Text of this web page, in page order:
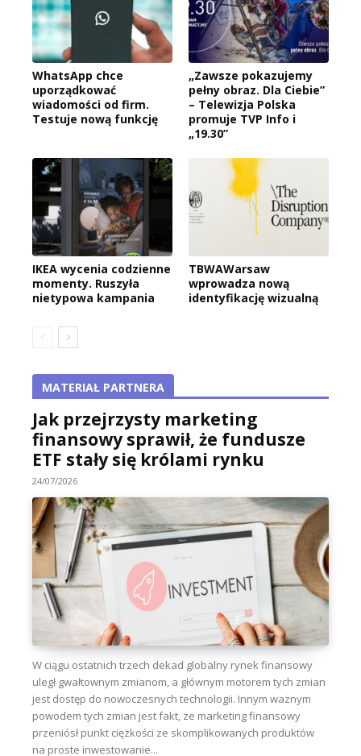
WhatsApp chce
uporządkować
wiadomości od firm.
Testuje nową funkcję
„Zawsze pokazujemy
pełny obraz. Dla Ciebie”
– Telewizja Polska
promuje TVP Info i
„19.30”
IKEA wycenia codzienne
momenty. Ruszyła
nietypowa kampania
TBWAWarsaw
wprowadza nową
identyfikację wizualną
MATERIAŁ PARTNERA
Jak przejrzysty marketing
finansowy sprawił, że fundusze
ETF stały się królami rynku
24/07/2026
W ciągu ostatnich trzech dekad globalny rynek finansowy
uległ gwałtownym zmianom, a głównym motorem tych zmian
jest dostęp do nowoczesnych technologii. Innym ważnym
powodem tych zmian jest fakt, że marketing finansowy
przeniósł punkt ciężkości ze skomplikowanych produktów
na proste inwestowanie...